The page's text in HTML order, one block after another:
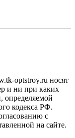
optstroy.ru носят
и ни при каких
определяемой
кодекса РФ.
с
на сайте.